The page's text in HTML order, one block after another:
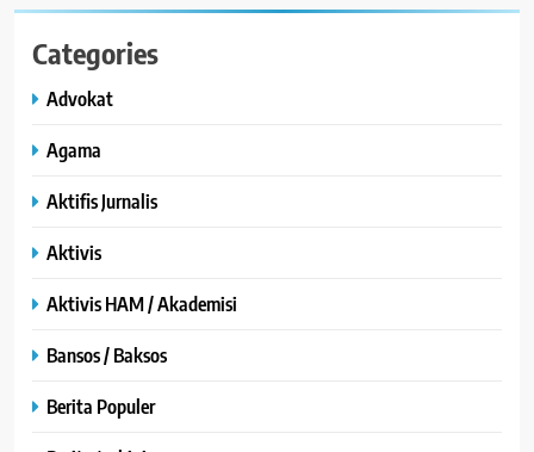
Categories
Advokat
Agama
Aktifis Jurnalis
Aktivis
Aktivis HAM / Akademisi
Bansos / Baksos
Berita Populer